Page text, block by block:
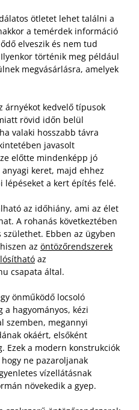
ötletet lehet találni a
a temérdek információ
elveszik és nem tud
történik meg például
megvásárlásra, amelyek
árnyékot kedvelő típusok
rövid időn belül
valaki hosszabb távra
javasolt
előtte mindenképp jó
keret, majd ehhez
lépéseket a kert építés felé.
az időhiány, ami az élet
A rohanás következtében
Ebben az ügyben
az öntözőrendszerek
az
csapata által.
önműködő locsoló
hagyományos, kézi
szemben, megannyi
okáért, elsőként
Ezek a modern konstrukciók
ne pazaroljanak
vízellátásnak
növekedik a gyep.